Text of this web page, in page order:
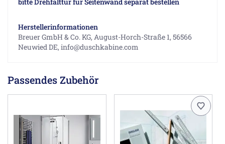
Herstellerinformationen
Breuer GmbH & Co. KG, August-Horch-Straße 1, 56566
Neuwied DE, info@duschkabine.com
Passendes Zubehör